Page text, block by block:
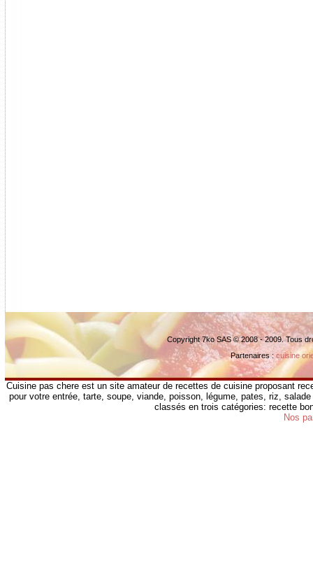
Copyright 7ko SAS © 2008 - 2009. Tous
Partenaires :cuisine
Cuisine pas chere est un site amateur de recettes de cuisine proposant
pour votre entrée, tarte, soupe, viande, poisson, légume, pates, riz,
classés en trois catégories: recette
Nos